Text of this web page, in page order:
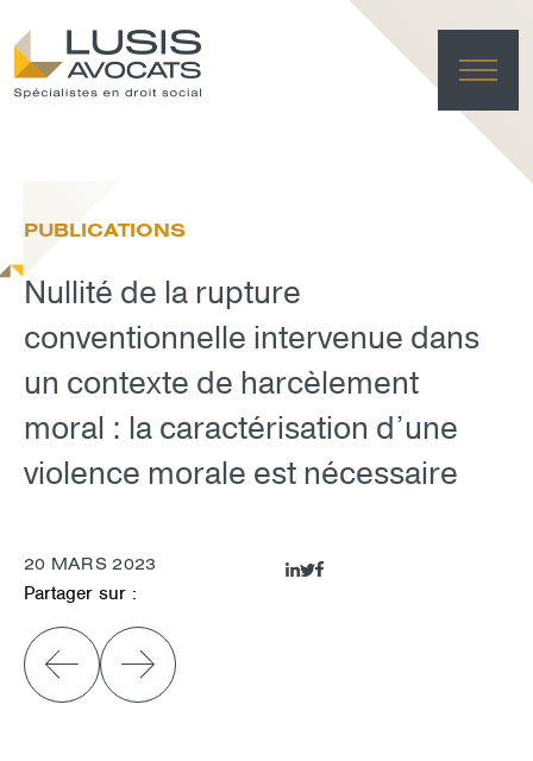
PUBLICATIONS
Nullité de la rupture
conventionnelle intervenue dans
un contexte de harcèlement
moral : la caractérisation d’une
violence morale est nécessaire
20 MARS 2023
Partager sur :